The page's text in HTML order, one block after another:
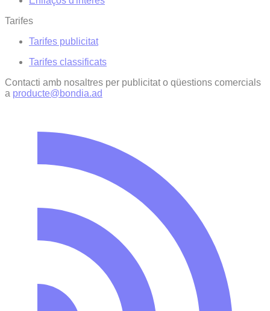
Tarifes
Tarifes publicitat
Tarifes classificats
Contacti amb nosaltres per publicitat o qüestions comercials
a producte@bondia.ad